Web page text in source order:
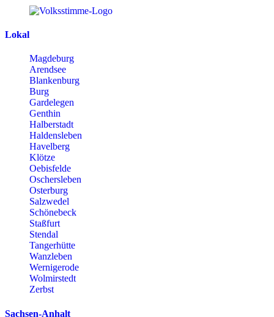
Lokal
Magdeburg
Arendsee
Blankenburg
Burg
Gardelegen
Genthin
Halberstadt
Haldensleben
Havelberg
Klötze
Oebisfelde
Oschersleben
Osterburg
Salzwedel
Schönebeck
Staßfurt
Stendal
Tangerhütte
Wanzleben
Wernigerode
Wolmirstedt
Zerbst
Sachsen-Anhalt